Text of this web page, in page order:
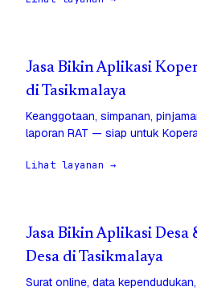
Jasa Bikin Aplikasi
di Tasikmalaya
Keanggotaan, simpanan,
laporan RAT — siap untuk
Lihat layanan →
Jasa Bikin Aplikasi Desa
Desa di Tasikmalaya
Surat online, data